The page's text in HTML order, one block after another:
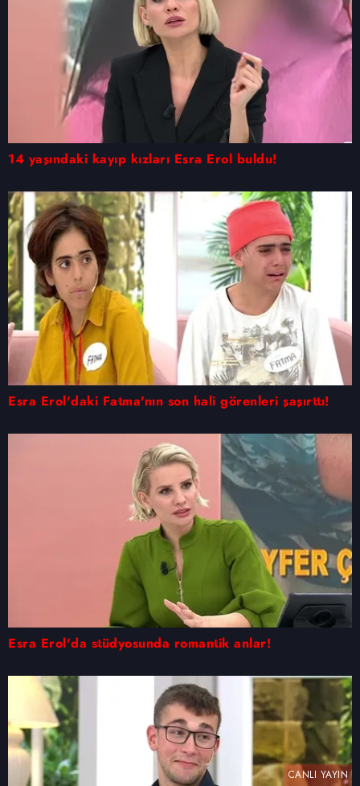
14 yaşındaki kayıp kızları Esra Erol buldu!
Esra Erol'daki Fatma'nın son hali görenleri şaşırttı!
Esra Erol'da stüdyosunda romantik anlar!
CANLI YAYIN